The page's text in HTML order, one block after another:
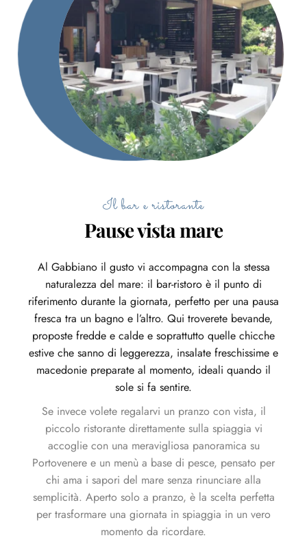
Il bar e ristorante
Pause vista mare
Al Gabbiano il gusto vi accompagna con la stessa
naturalezza del mare: il bar-ristoro è il punto di
riferimento durante la giornata, perfetto per una pausa
fresca tra un bagno e l’altro. Qui troverete bevande,
proposte fredde e calde e soprattutto quelle chicche
estive che sanno di leggerezza, insalate freschissime e
macedonie preparate al momento, ideali quando il
sole si fa sentire.
Se invece volete regalarvi un pranzo con vista, il
piccolo ristorante direttamente sulla spiaggia vi
accoglie con una meravigliosa panoramica su
Portovenere e un menù a base di pesce, pensato per
chi ama i sapori del mare senza rinunciare alla
semplicità. Aperto solo a pranzo, è la scelta perfetta
per trasformare una giornata in spiaggia in un vero
momento da ricordare.